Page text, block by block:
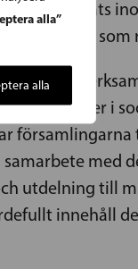
alla”
alla
insats
arbete
ett
möten sker i
med
utdelning till
innehåll